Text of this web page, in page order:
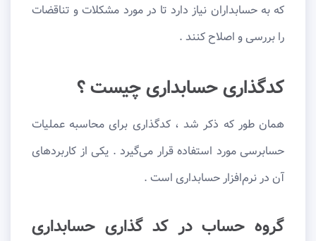
که به حسابداران نیاز دارد تا در مورد مشکلات و تناقضات
را بررسی و اصلاح کنند .
کدگذاری حسابداری چیست ؟
همان طور که ذکر شد ، کدگذاری برای محاسبه عملیات
حسابرسی مورد استفاده قرار می‌گیرد . یکی از کاربردهای
آن در نرم‌افزار حسابداری است .
گروه حساب در کد گذاری حسابداری